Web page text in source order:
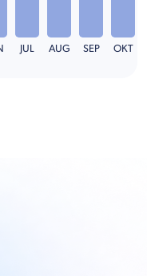
JUL AUG SEP OKT